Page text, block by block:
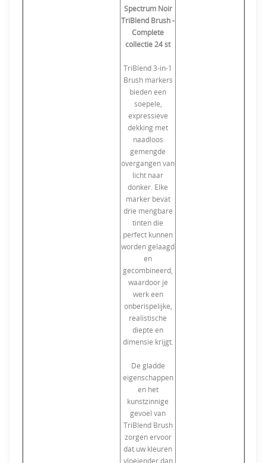
Spectrum Noir
TriBlend Brush -
Complete
collectie 24 st
TriBlend 3-in-1
Brush markers
bieden een
soepele,
expressieve
dekking met
naadloos
gemengde
overgangen van
licht naar
donker. Elke
marker bevat
drie mengbare
tinten die
perfect kunnen
worden gelaagd
en
gecombineerd,
waardoor je
werk een
onberispelijke,
realistische
diepte en
dimensie krijgt.
De gladde
eigenschappen
en het
kunstzinnige
gevoel van
TriBlend Brush
zorgen ervoor
dat uw kleuren
vloeiender dan